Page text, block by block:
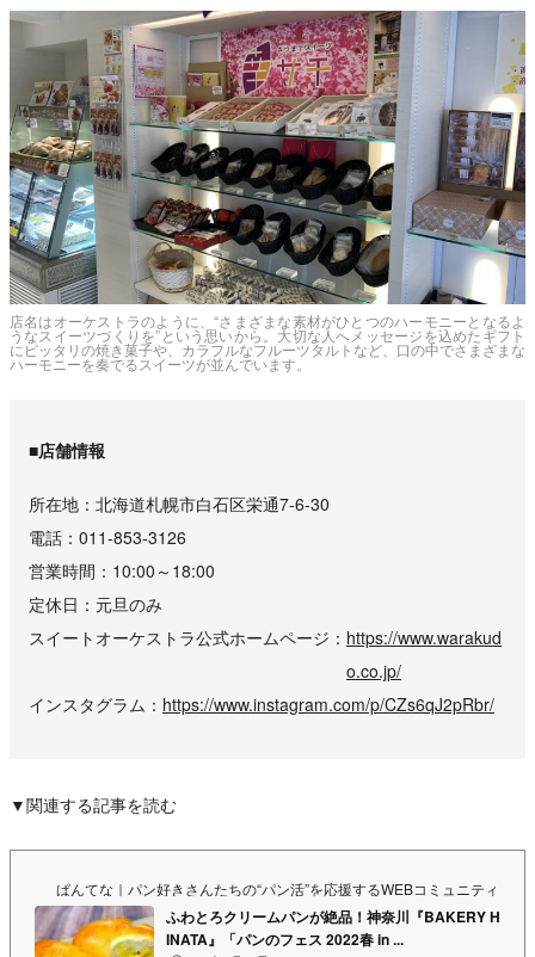
店名はオーケストラのように、“さまざまな素材がひとつのハーモニーとなるよ
うなスイーツづくりを”という思いから。大切な人へメッセージを込めたギフト
にピッタリの焼き菓子や、カラフルなフルーツタルトなど、口の中でさまざまな
ハーモニーを奏でるスイーツが並んでいます。
■店舗情報
所在地
北海道札幌市白石区栄通7-6-30
電話
011-853-3126
営業時間
10:00～18:00
定休日
元旦のみ
スイートオーケストラ公式ホームページ
https://www.warakud
o.co.jp/
インスタグラム
https://www.instagram.com/p/CZs6qJ2pRbr/
▼関連する記事を読む
ぱんてな｜パン好きさんたちの“パン活”を応援するWEBコミュニティ&マ
ふわとろクリームパンが絶品！神奈川『BAKERY H
INATA』「パンのフェス 2022春 in ...